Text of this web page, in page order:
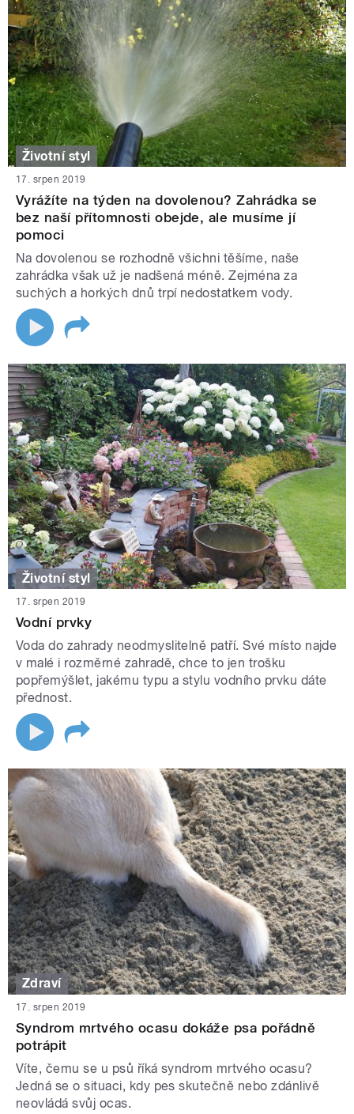
Životní styl
17. srpen 2019
Vyrážíte na týden na dovolenou? Zahrádka se
bez naší přítomnosti obejde, ale musíme jí
pomoci
Na dovolenou se rozhodně všichni těšíme, naše
zahrádka však už je nadšená méně. Zejména za
suchých a horkých dnů trpí nedostatkem vody.
Životní styl
17. srpen 2019
Vodní prvky
Voda do zahrady neodmyslitelně patří. Své místo najde
v malé i rozměrné zahradě, chce to jen trošku
popřemýšlet, jakému typu a stylu vodního prvku dáte
přednost.
Zdraví
17. srpen 2019
Syndrom mrtvého ocasu dokáže psa pořádně
potrápit
Víte, čemu se u psů říká syndrom mrtvého ocasu?
Jedná se o situaci, kdy pes skutečně nebo zdánlivě
neovládá svůj ocas.